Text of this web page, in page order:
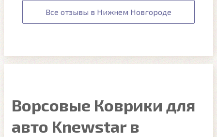
Все отзывы в Нижнем Новгороде
Ворсовые Коврики для
авто Knewstar в